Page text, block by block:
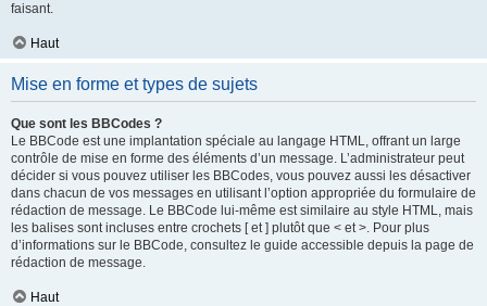
faisant.
Haut
Mise en forme et types de sujets
Que sont les BBCodes ?
Le BBCode est une implantation spéciale au langage HTML, offrant un large
contrôle de mise en forme des éléments d’un message. L’administrateur peut
décider si vous pouvez utiliser les BBCodes, vous pouvez aussi les désactiver
dans chacun de vos messages en utilisant l’option appropriée du formulaire de
rédaction de message. Le BBCode lui-même est similaire au style HTML, mais
les balises sont incluses entre crochets [ et ] plutôt que < et >. Pour plus
d’informations sur le BBCode, consultez le guide accessible depuis la page de
rédaction de message.
Haut